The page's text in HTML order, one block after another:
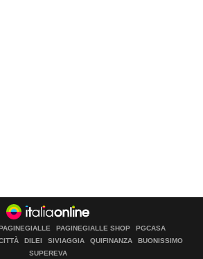
PAGINEGIALLE SHOP
PGCASA
DILEI SIVIAGGIA QUIFINANZA
BUONISSIMO
SUPEREVA